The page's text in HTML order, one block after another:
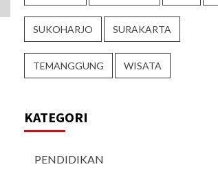
SUKOHARJO SURAKARTA
TEMANGGUNG WISATA
KATEGORI
PENDIDIKAN